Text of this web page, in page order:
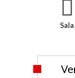
Sala